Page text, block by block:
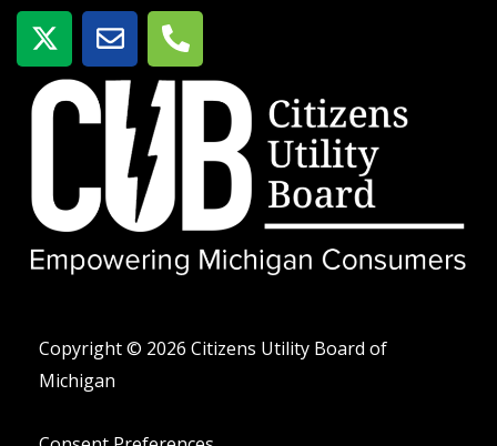
X
-
t
w
t
e
r
S
o
b
T
e
l
o
-
a
Copyright © 2026 Citizens Utility Board of
Michigan